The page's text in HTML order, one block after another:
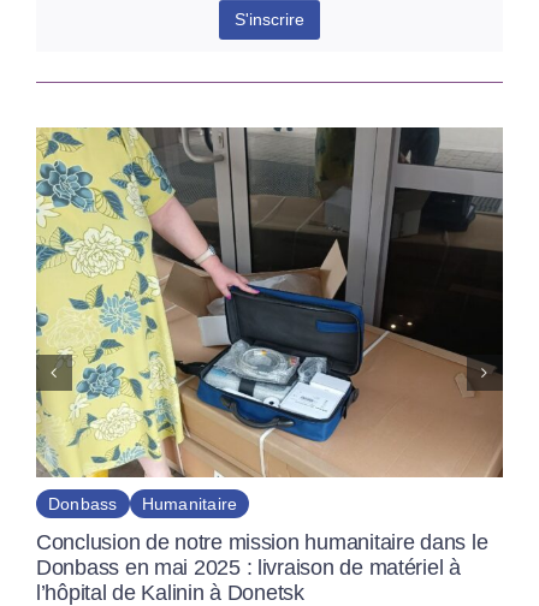
Donbass Humanitaire
Conclusion de notre mission humanitaire dans le
Donbass en mai 2025 : livraison de matériel à
l’hôpital de Kalinin à Donetsk